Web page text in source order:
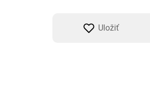
Uložiť